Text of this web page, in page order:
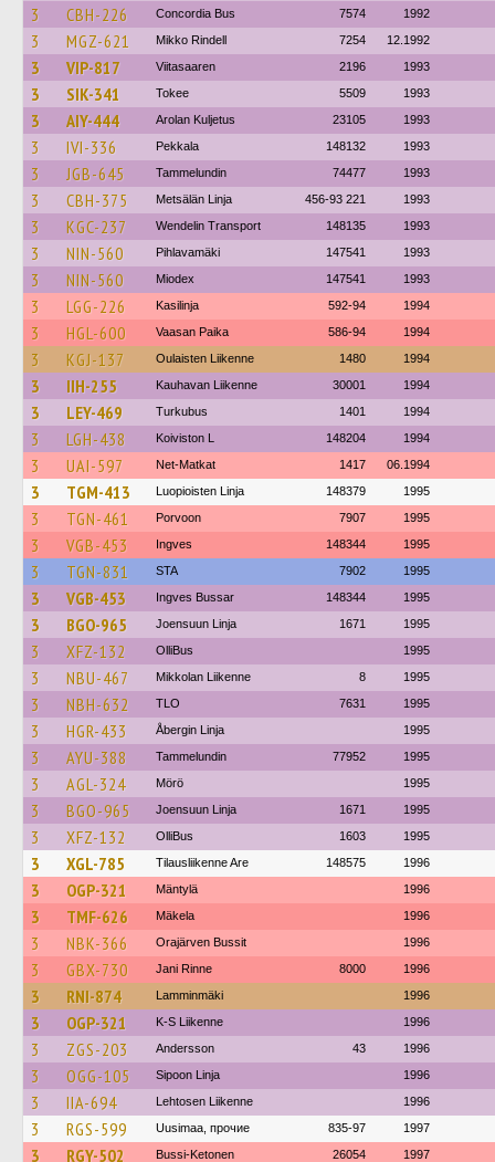
3 CBH-226 Concordia Bus 7574 1992
3 MGZ-621 Mikko Rindell 7254 12.1992
3 VIP-817 Viitasaaren 2196 1993
3 SIK-341 Tokee 5509 1993
3 AIY-444 Arolan Kuljetus 23105 1993
3 IVI-336 Pekkala 148132 1993
3 JGB-645 Tammelundin 74477 1993
3 CBH-375 Metsälän Linja 456-93 221 1993
3 KGC-237 Wendelin Transport 148135 1993
3 NIN-560 Pihlavamäki 147541 1993
3 NIN-560 Miodex 147541 1993
3 LGG-226 Kasilinja 592-94 1994
3 HGL-600 Vaasan Paika 586-94 1994
3 KGJ-137 Oulaisten Liikenne 1480 1994
3 IIH-255 Kauhavan Liikenne 30001 1994
3 LEY-469 Turkubus 1401 1994
3 LGH-438 Koiviston L 148204 1994
3 UAI-597 Net-Matkat 1417 06.1994
3 TGM-413 Luopioisten Linja 148379 1995
3 TGN-461 Porvoon 7907 1995
3 VGB-453 Ingves 148344 1995
3 TGN-831 STA 7902 1995
3 VGB-453 Ingves Bussar 148344 1995
3 BGO-965 Joensuun Linja 1671 1995
3 XFZ-132 OlliBus 1995
3 NBU-467 Mikkolan Liikenne 8 1995
3 NBH-632 TLO 7631 1995
3 HGR-433 Åbergin Linja 1995
3 AYU-388 Tammelundin 77952 1995
3 AGL-324 Mörö 1995
3 BGO-965 Joensuun Linja 1671 1995
3 XFZ-132 OlliBus 1603 1995
3 XGL-785 Tilausliikenne Are 148575 1996
3 OGP-321 Mäntylä 1996
3 TMF-626 Mäkela 1996
3 NBK-366 Orajärven Bussit 1996
3 GBX-730 Jani Rinne 8000 1996
3 RNI-874 Lamminmäki 1996
3 OGP-321 K-S Liikenne 1996
3 ZGS-203 Andersson 43 1996
3 OGG-105 Sipoon Linja 1996
3 IIA-694 Lehtosen Liikenne 1996
3 RGS-599 Uusimaa, прочие 835-97 1997
3 RGY-502 Bussi-Ketonen 26054 1997